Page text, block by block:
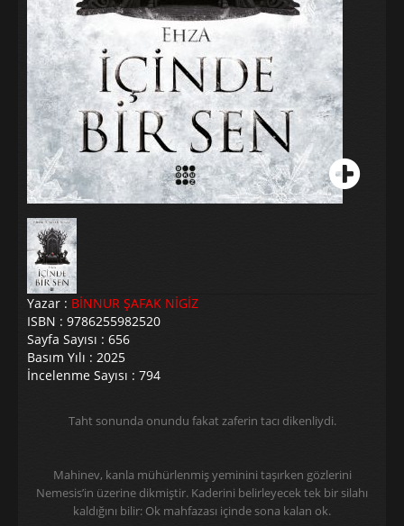
Yazar : BİNNUR ŞAFAK NİGİZ
ISBN : 9786255982520
Sayfa Sayısı : 656
Basım Yılı : 2025
İncelenme Sayısı : 794
Taht sonunda onundu fakat zaferin tacı dikenliydi.
Mahinev, kanla mühürlenmiş yeminini taşırken gözlerini
Nemesis’in üzerine dikmiştir. Kaderini belirleyecek tek bir silahı
kaldığını bilir: Ok mahfazası içinde sona kalan ok.